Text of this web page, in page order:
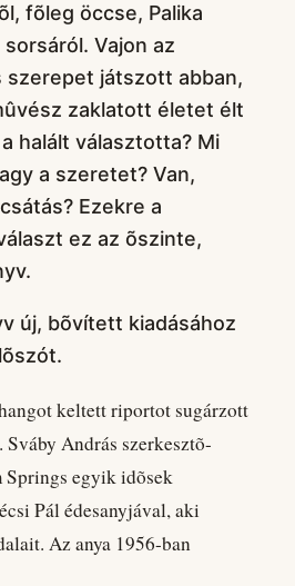
fõleg öccse, Palika
Vajon az
szerepet játszott abban,
zaklatott életet élt
halált választotta? Mi
a szeretet? Van,
Ezekre a
ez az õszinte,
új, bõvített kiadásához
keltett riportot sugárzott
András szerkesztõ-
egyik idõsek
Pál édesanyjával, aki
Az anya 1956-ban